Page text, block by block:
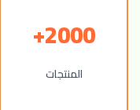
2000+
المنتجات